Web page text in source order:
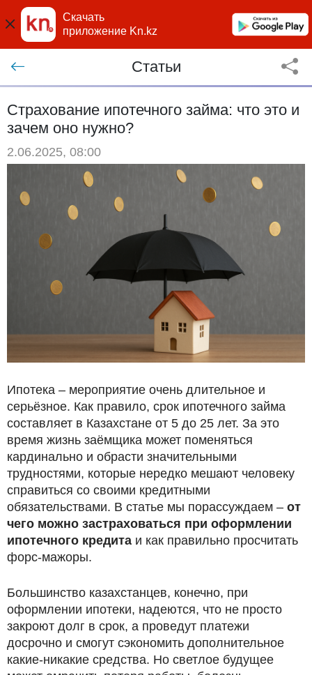
Скачать
приложение Kn.kz
Статьи
Страхование ипотечного займа: что это и
зачем оно нужно?
2.06.2025, 08:00
Ипотека – мероприятие очень длительное и
серьёзное. Как правило, срок ипотечного займа
составляет в Казахстане от 5 до 25 лет. За это
время жизнь заёмщика может поменяться
кардинально и обрасти значительными
трудностями, которые нередко мешают человеку
справиться со своими кредитными
обязательствами. В статье мы порассуждаем – от
чего можно застраховаться при оформлении
ипотечного кредита и как правильно просчитать
форс-мажоры.
Большинство казахстанцев, конечно, при
оформлении ипотеки, надеются, что не просто
закроют долг в срок, а проведут платежи
досрочно и смогут сэкономить дополнительное
какие-никакие средства. Но светлое будущее